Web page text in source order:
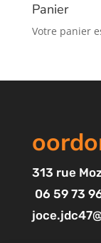
Panier
Votre panier
313 rue
06 59 73